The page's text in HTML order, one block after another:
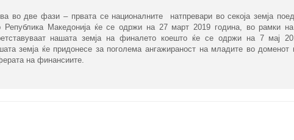
во две фази – првата се националните натпревари во секоја земја
Република Македонија ќе се одржи на 27 март 2019 година, во рамки
нашата земја на финалето коешто ќе се одржи на 7 мај
земја ќе придонесе за поголема ангажираност на младите во доменот
на финансиите.